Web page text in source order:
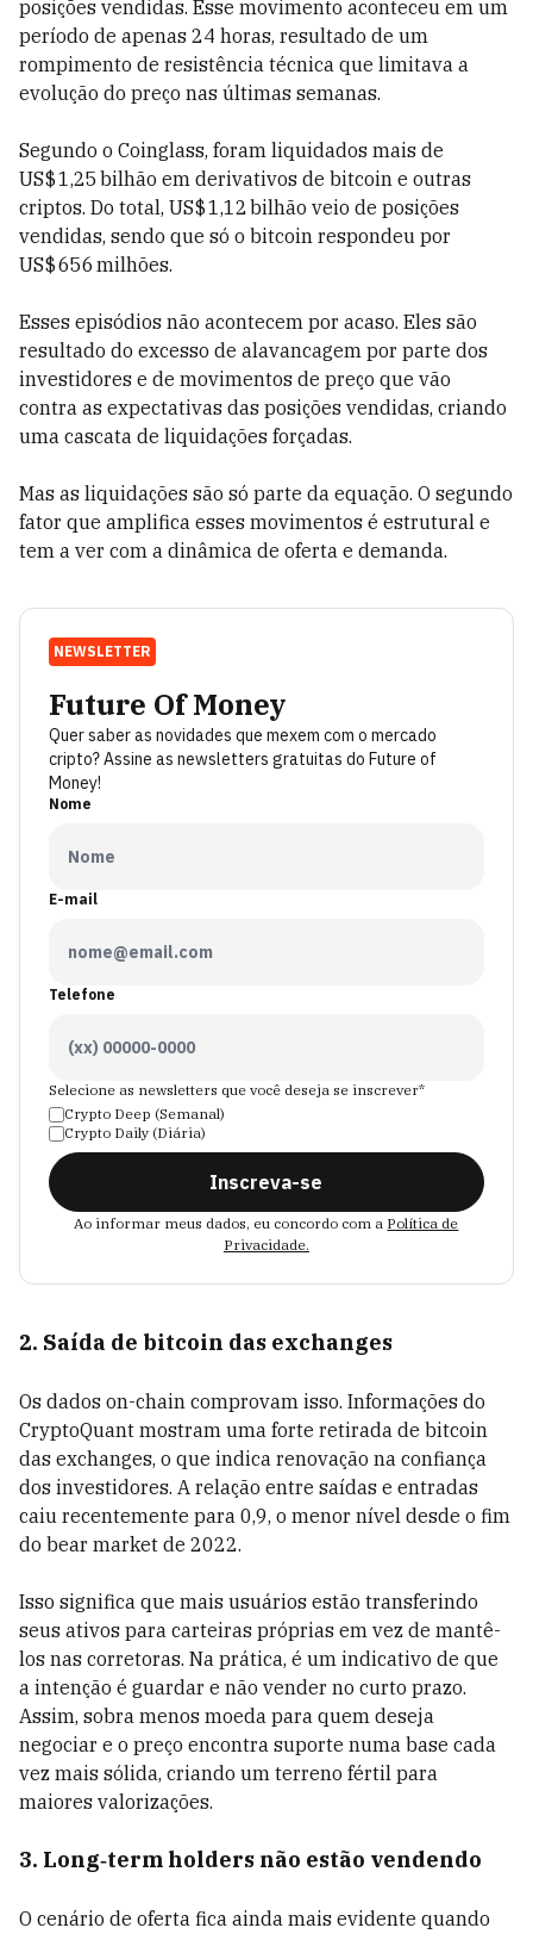
posições vendidas. Esse movimento aconteceu em um
período de apenas 24 horas, resultado de um
rompimento de resistência técnica que limitava a
evolução do preço nas últimas semanas.
Segundo o Coinglass, foram liquidados mais de
US$ 1,25 bilhão em derivativos de bitcoin e outras
criptos. Do total, US$ 1,12 bilhão veio de posições
vendidas, sendo que só o bitcoin respondeu por
US$ 656 milhões.
Esses episódios não acontecem por acaso. Eles são
resultado do excesso de alavancagem por parte dos
investidores e de movimentos de preço que vão
contra as expectativas das posições vendidas, criando
uma cascata de liquidações forçadas.
Mas as liquidações são só parte da equação. O segundo
fator que amplifica esses movimentos é estrutural e
tem a ver com a dinâmica de oferta e demanda.
NEWSLETTER
Future Of Money
Quer saber as novidades que mexem com o mercado
cripto? Assine as newsletters gratuitas do Future of
Money!
Nome
E-mail
Telefone
Selecione as newsletters que você deseja se inscrever*
Crypto Deep (Semanal)
Crypto Daily (Diária)
Inscreva-se
Ao informar meus dados, eu concordo com a Política de
Privacidade.
2. Saída de bitcoin das exchanges
Os dados on-chain comprovam isso. Informações do
CryptoQuant mostram uma forte retirada de bitcoin
das exchanges, o que indica renovação na confiança
dos investidores. A relação entre saídas e entradas
caiu recentemente para 0,9, o menor nível desde o fim
do bear market de 2022.
Isso significa que mais usuários estão transferindo
seus ativos para carteiras próprias em vez de mantê-
los nas corretoras. Na prática, é um indicativo de que
a intenção é guardar e não vender no curto prazo.
Assim, sobra menos moeda para quem deseja
negociar e o preço encontra suporte numa base cada
vez mais sólida, criando um terreno fértil para
maiores valorizações.
3. Long‑term holders não estão vendendo
O cenário de oferta fica ainda mais evidente quando